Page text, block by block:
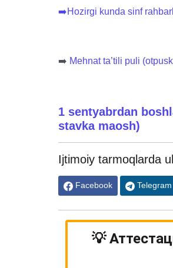
➡️Hozirgi kunda sinf
➡️ Mehnat ta’tili puli
1 sentyabrdan
stavka maosh)
Ijtimoiy tarmoqlarda
Facebook Telegram
💡